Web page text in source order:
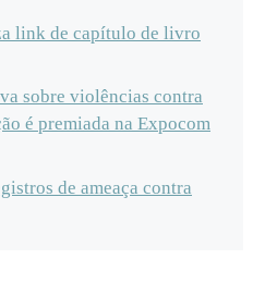
link de capítulo de livro
sobre violências contra
é premiada na Expocom
de ameaça contra